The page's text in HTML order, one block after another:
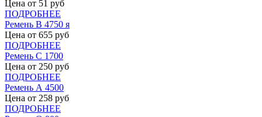
Цена от 51 руб
ПОДРОБНЕЕ
Ремень В 4750 я
Цена от 655 руб
ПОДРОБНЕЕ
Ремень С 1700
Цена от 250 руб
ПОДРОБНЕЕ
Ремень А 4500
Цена от 258 руб
ПОДРОБНЕЕ